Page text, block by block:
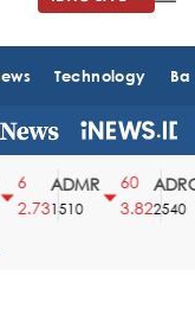
Technology
2.73
ADMR
1510
60
3.82
ADRO
2540